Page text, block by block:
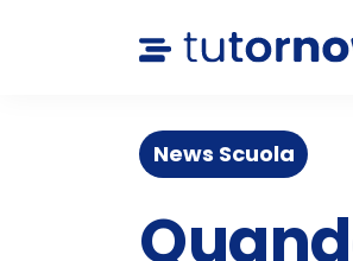
News Scuola